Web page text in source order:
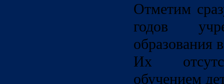
Отметим
годов
образования
Их
обучением